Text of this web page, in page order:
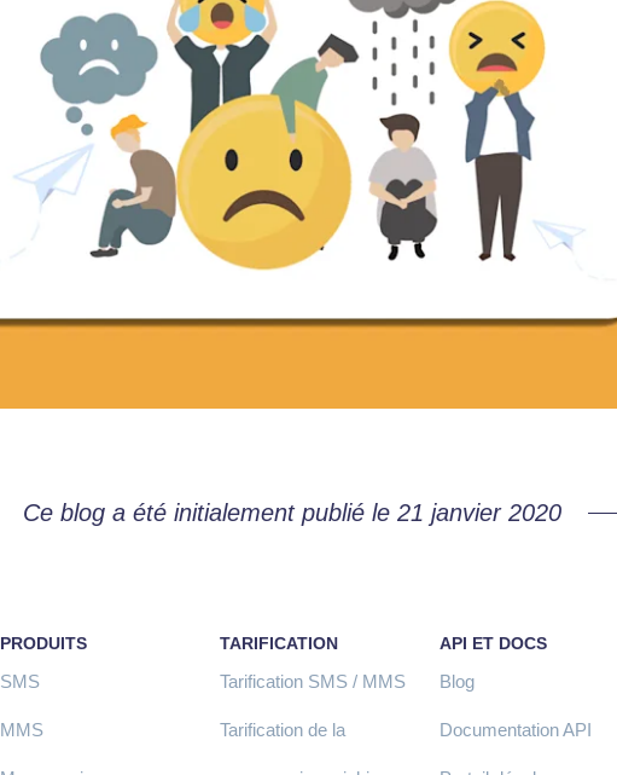
Ce blog a été initialement publié le 21 janvier 2020
PRODUITS
SMS
MMS
TARIFICATION
Tarification SMS / MMS
Tarification de la
API ET DOCS
Blog
Documentation API